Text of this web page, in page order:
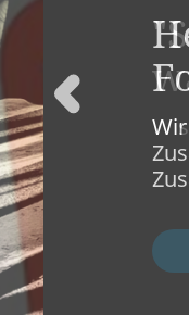
Interaktive Tools
Über uns